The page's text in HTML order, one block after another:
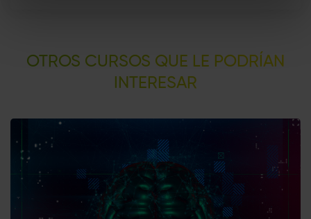
OTROS CURSOS QUE LE PODRÍAN
INTERESAR​